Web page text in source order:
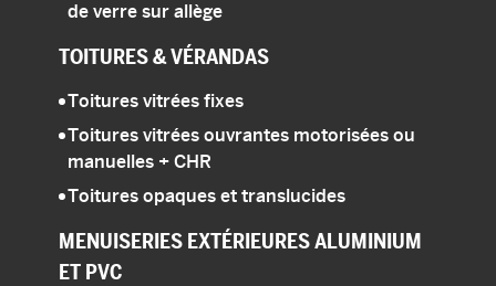
de verre sur allège
TOITURES& VÉRANDAS
Toitures vitrées fixes
Toitures vitrées ouvrantes motorisées ou
manuelles+ CHR
Toitures opaques et translucides
MENUISERIESEXTÉRIEURES ALUMINIUM
ET PVC